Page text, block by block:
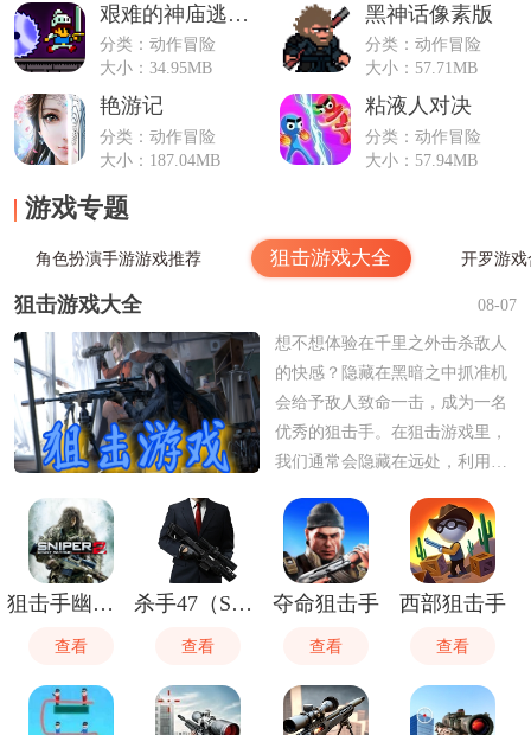
艰难的神庙逃亡（Hardest Castle Run）
分类：动作冒险
大小：34.95MB
黑神话像素版
分类：动作冒险
大小：57.71MB
艳游记
分类：动作冒险
大小：187.04MB
粘液人对决
分类：动作冒险
大小：57.94MB
游戏专题
角色扮演手游游戏推荐 狙击游戏大全 开罗游戏
狙击游戏大全 08-07
想不想体验在千里之外击杀敌人
的快感？隐藏在黑暗之中抓准机
会给予敌人致命一击，成为一名
优秀的狙击手。在狙击游戏里，
我们通常会隐藏在远处，利用各
己的目标，如果你对狙击游戏感
兴趣的话，可以在这里挑选自己
感兴趣的进行下载。
狙击手幽灵战士2
查看
杀手47（Sniper）
查看
夺命狙击手
查看
西部狙击手
查看